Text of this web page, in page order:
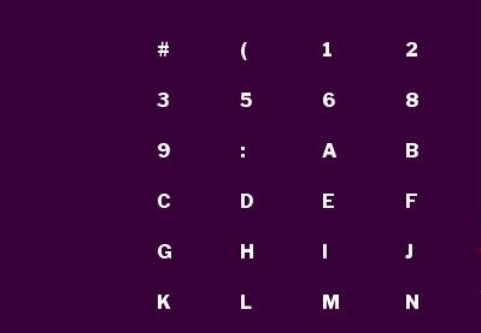
# ( 1 2
3 5 6 8
9 : A B
C D E F
G H I J
K L M N